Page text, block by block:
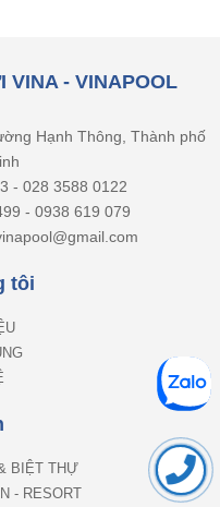
VINA - VINAPOOL
Hạnh Thông, Thành phố
- 028 3588 0122
- 0938 619 079
tôi
BIỆT THỰ
- RESORT